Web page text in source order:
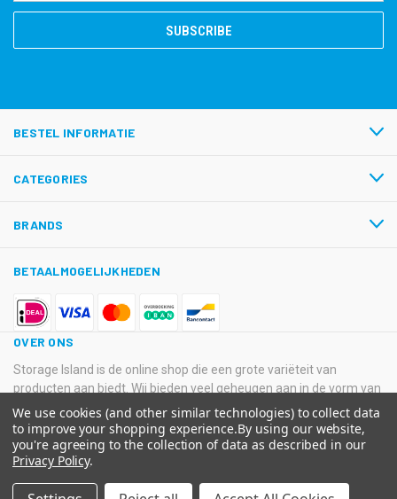
BESTEL INFORMATIE
CATEGORIES
BRANDS
BETAALMOGELIJKHEDEN
OVER ONS
Storage Island is de online shop die een grote variëteit van
producten aan biedt. Wij bieden veel geheugen aan in de vorm van
USB-sticks, Hard Disk Drives, SSD’s en SD-kaarten van
verschillende grote merken.
© 2026 Storage Island. Alle Rechten Voorbehouden
Kvk: 11033378 BTW: NL800516205B01 IBAN: NL08 ABNA 0574
We use cookies (and other similar technologies) to collect data
to improve your shopping experience.By using our website,
you're agreeing to the collection of data as described in our
Privacy Policy.